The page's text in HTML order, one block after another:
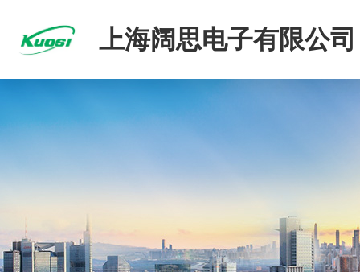
上海阔思电子有限公司